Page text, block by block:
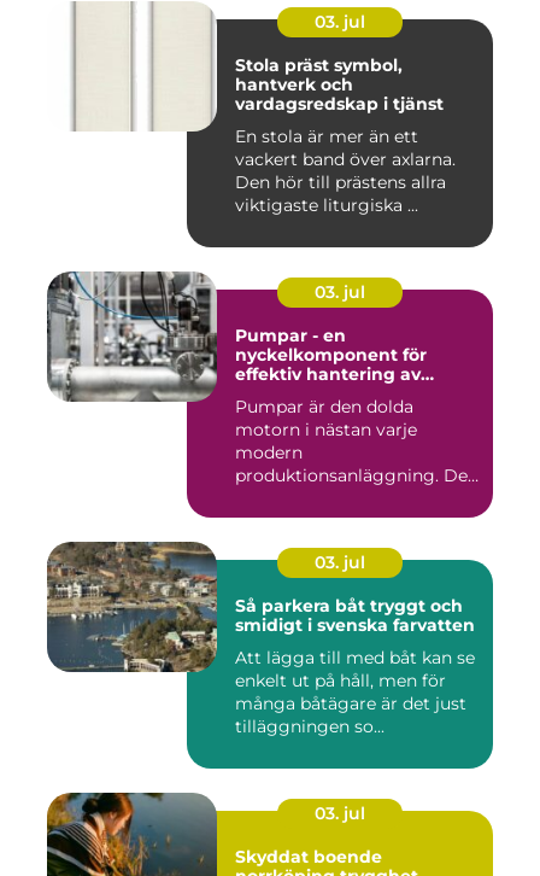
03. jul
Stola präst symbol,
hantverk och
vardagsredskap i tjänst
En stola är mer än ett
vackert band över axlarna.
Den hör till prästens allra
viktigaste liturgiska ...
03. jul
Pumpar - en
nyckelkomponent för
effektiv hantering av
Pumpar är den dolda
motorn i nästan varje
modern
produktionsanläggning. De
03. jul
Så parkera båt tryggt och
smidigt i svenska farvatten
Att lägga till med båt kan se
enkelt ut på håll, men för
många båtägare är det just
tilläggningen so...
03. jul
Skyddat boende